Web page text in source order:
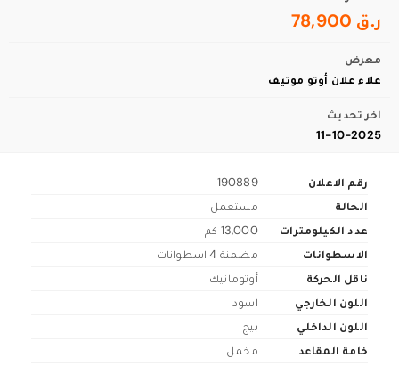
ر.ق 78,900
معرض
علاء علان أوتو موتيف
اخر تحديث
11-10-2025
رقم الاعلان
190889
الحالة
مستعمل
عدد الكيلومترات
13,000 كم
الاسطوانات
مضمنة 4 اسطوانات
ناقل الحركة
أوتوماتيك
اللون الخارجي
اسود
اللون الداخلي
بيج
خامة المقاعد
مخمل